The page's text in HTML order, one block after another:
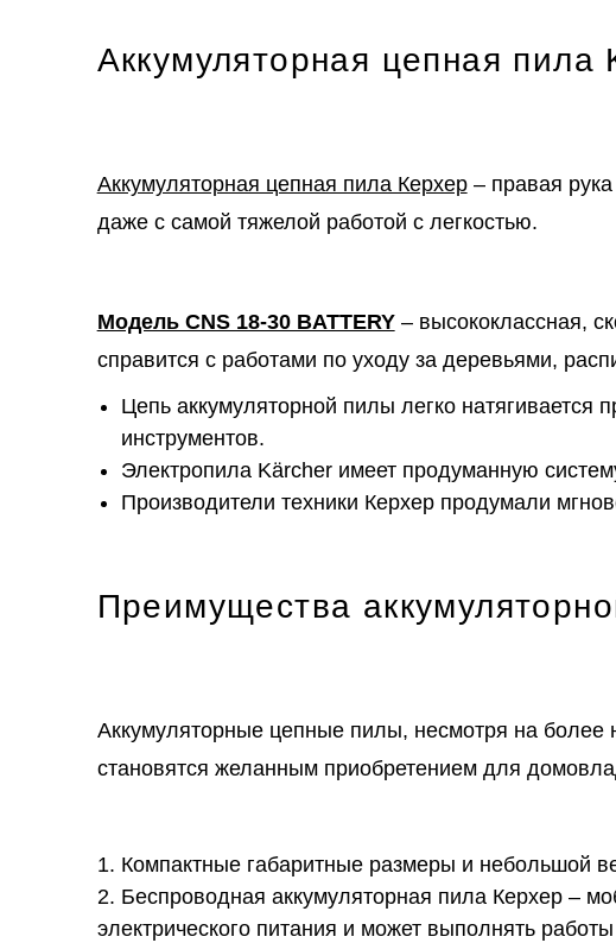
Аккумуляторная цепная пила
Аккумуляторная цепная пила Керхер– правая рука
даже с самой тяжелой работой с легкостью.
Модель CNS 18-30 BATTERY – высококлассная,
справится с работами по уходу за деревьями,
Цепь аккумуляторной пилы легко
инструментов.
Электропила Kärcher имеет продуманную
Производители техники Керхер продумали
Преимущества
Аккумуляторные цепные пилы, несмотря на
становятся желанным приобретением для
Компактные габаритные размеры и небольшой
Беспроводная аккумуляторная пила Керхер –
электрического питания и может выполнять